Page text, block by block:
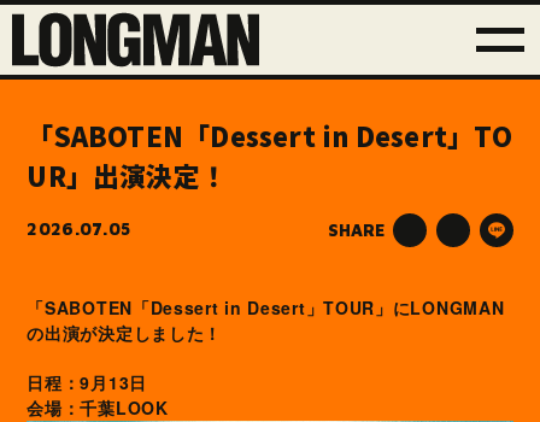
「SABOTEN「Dessert in Desert」TO
UR」出演決定！
2026.07.05 SHARE
「SABOTEN「Dessert in Desert」TOUR」にLONGMAN
の出演が決定しました！
日程：9月13日
会場：千葉LOOK